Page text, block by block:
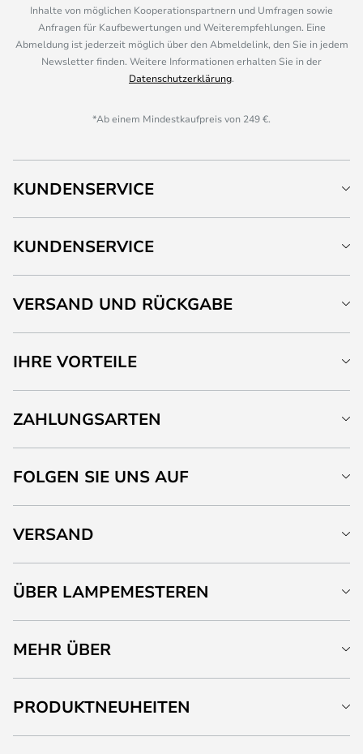
Inhalte von möglichen Kooperationspartnern und Umfragen sowie
Anfragen für Kaufbewertungen und Weiterempfehlungen. Eine
Abmeldung ist jederzeit möglich über den Abmeldelink, den Sie in jedem
Newsletter finden. Weitere Informationen erhalten Sie in der
Datenschutzerklärung.
*Ab einem Mindestkaufpreis von 249 €.
KUNDENSERVICE
KUNDENSERVICE
VERSAND UND RÜCKGABE
IHRE VORTEILE
ZAHLUNGSARTEN
FOLGEN SIE UNS AUF
VERSAND
ÜBER LAMPEMESTEREN
MEHR ÜBER
PRODUKTNEUHEITEN